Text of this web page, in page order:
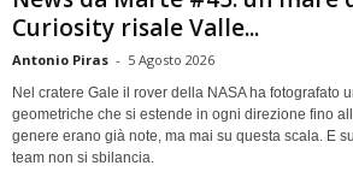
Curiosity risale Valle...
Antonio Piras - 5 Agosto 2026
Nel cratere Gale il rover della NASA ha fotografato
geometriche che si estende in ogni direzione fino
genere erano già note, ma mai su questa scala. E
team non si sbilancia.